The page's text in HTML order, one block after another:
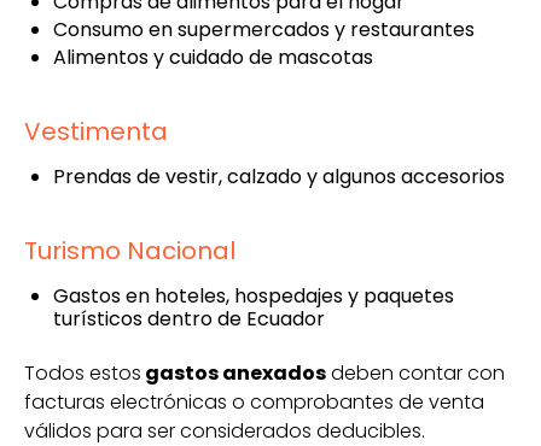
Consumo en supermercados y restaurantes
Alimentos y cuidado de mascotas
Vestimenta
Prendas de vestir, calzado y algunos accesorios
Turismo Nacional
Gastos en hoteles, hospedajes y paquetes
turísticos dentro de Ecuador
Todos estos gastos anexadosdeben contar con
facturas electrónicas o comprobantes de venta
válidos para ser considerados deducibles.